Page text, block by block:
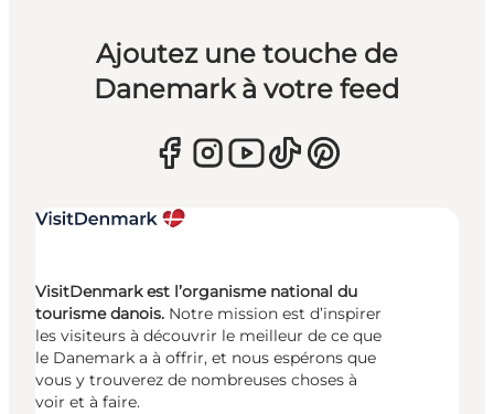
Ajoutez une touche de
Danemark à votre feed
VisitDenmark est l’organisme national du
tourisme danois. Notre mission est d’inspirer
les visiteurs à découvrir le meilleur de ce que
le Danemark a à offrir, et nous espérons que
vous y trouverez de nombreuses choses à
voir et à faire.